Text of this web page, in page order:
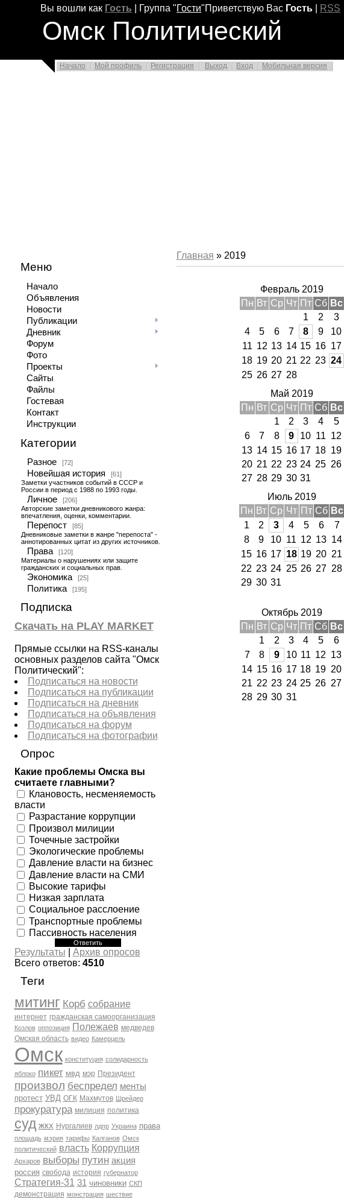
Вы вошли как Гость Группа "Гости"Приветствую Вас Гость RSS
Омск Политический
Начало Мой профиль Регистрация Выход Вход Мобильная версия
Меню
Начало
Объявления
Новости
Публикации
Дневник
Форум
Фото
Проекты
Сайты
Файлы
Гостевая
Контакт
Инструкции
Категории
Разное [72]
Новейшая история
[61]
Заметки участников событий в СССР и
России в период с 1988 по 1993 годы.
Личное
[206]
Авторские заметки дневникового жанра:
впечатления, оценки, комментарии.
Перепост
[85]
Дневниковые заметки в жанре "перепоста" -
аннотированных цитат из других источников.
Права
[120]
Материалы о нарушениях или защите
гражданских и социальных прав.
Экономика [25]
Политика [195]
Подписка
Скачать на PLAY MARKET
Прямые ссылки на RSS-каналы
основных разделов сайта "Омск
Политический":
Подписаться на новости
Подписаться на публикации
Подписаться на дневник
Подписаться на объявления
Подписаться на форум
Подписаться на фотографии
Опрос
Какие проблемы Омска вы
считаете главными?
Клановость, несменяемость
власти
Разрастание коррупции
Произвол милиции
Точечные застройки
Экологические проблемы
Давление власти на бизнес
Давление власти на СМИ
Высокие тарифы
Низкая зарплата
Социальное расслоение
Транспортные проблемы
Пассивность населения
Результаты
Архив опросов
Всего ответов: 4510
Теги
митинг Корб собрание
интернет гражданская самоорганизация
Козлов оппозиция Полежаев медведев
Омская область видео Камерцель
Омск конституция солидарность
яблоко пикет мвд мэр Президент
произвол беспредел менты
протест УВД ОГК Махмутов Шрейдер
прокуратура милиция политика
суд жкх Нургалиев лдпр Украина права
площадь мэрия тарифы Калганов Омск
политический власть Коррупция
Архаров выборы путин акция
россия свобода история губернатор
Стратегия-31 31 чиновники СКП
демонстрация монстрация шествие
Главная » 2019
Февраль 2019
Пн Вт Ср Чт Пт Сб Вс
1
2
3
4
5 6 7 8 9
10
11 12 13 14 15 16 17
18 19 20 21 22 23 24
25 26 27 28
Май 2019
Пн Вт Ср Чт Пт Сб Вс
1
2 3 4
5
6
7 8 9 10 11 12
13 14 15 16 17 18 19
20 21 22 23 24 25 26
27 28 29 30 31
Июль 2019
Пн Вт Ср Чт Пт Сб Вс
1
2 3 4 5 6
7
8
9 10 11 12 13 14
15 16 17 18 19 20 21
22 23 24 25 26 27 28
29 30 31
Октябрь 2019
Пн Вт Ср Чт Пт Сб Вс
1
2 3 4 5
6
7
8 9 10 11 12 13
14 15 16 17 18 19 20
21 22 23 24 25 26 27
28 29 30 31